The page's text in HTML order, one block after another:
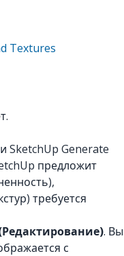
Textures
SketchUp Generate
предложит
требуется
. Вы
с